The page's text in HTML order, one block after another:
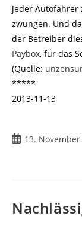
jeder Autofahrer
zwungen. Und
der Betreiber
Paybox, für das
(Quelle:
*****
2013-11-13
Beitrag13. November